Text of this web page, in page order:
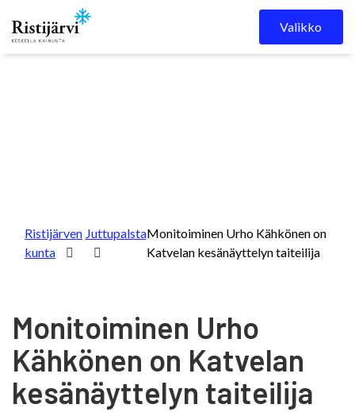
Skip to content
Valikko
Ristijärven
kunta
JuttupalstaMonitoiminen Urho Kähkönen on
Katvelan kesänäyttelyn taiteilija
Monitoiminen Urho
Kähkönen on Katvelan
kesänäyttelyn taiteilija